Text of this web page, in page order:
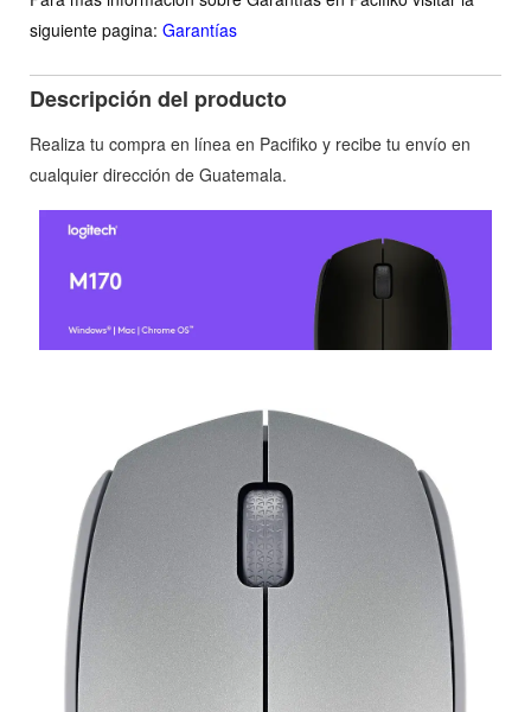
siguiente pagina: Garantías
Descripción del producto
Realiza tu compra en línea en Pacifiko y recibe tu envío en
cualquier dirección de Guatemala.